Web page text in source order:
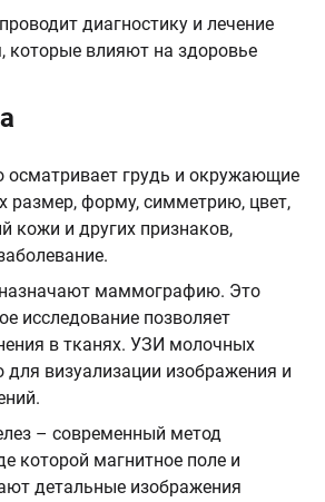
диагностику и лечение
которые влияют на здоровье
осматривает грудь и окружающие
размер, форму, симметрию, цвет,
кожи и других признаков,
маммографию. Это
исследование позволяет
в тканях. УЗИ молочных
для визуализации изображения и
– современный метод
которой магнитное поле и
детальные изображения